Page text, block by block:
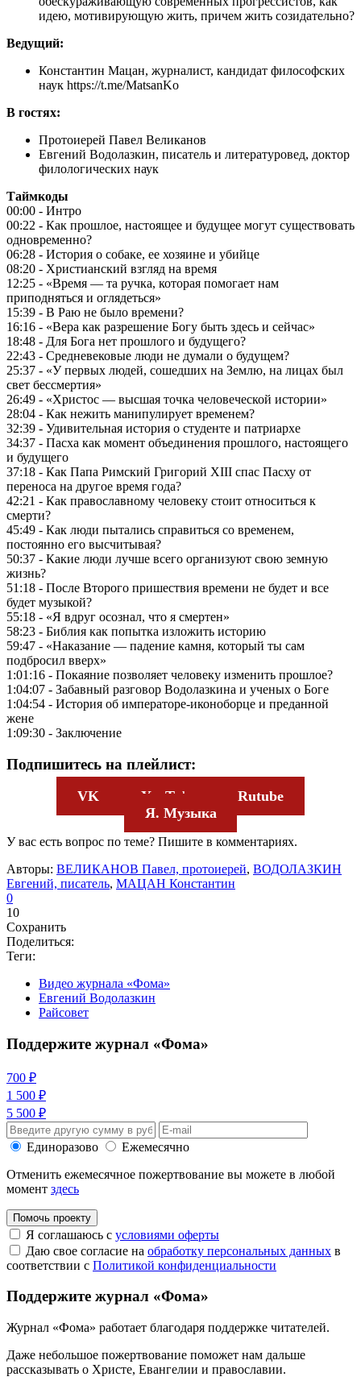
идею, мотивирующую жить, причем жить созидательно?
Ведущий:
Константин Мацан, журналист, кандидат философских
наук https://t.me/MatsanKo
В гостях:
Протоиерей Павел Великанов
Евгений Водолазкин, писатель и литературовед, доктор
филологических наук
Таймкоды
00:00 - Интро
00:22 - Как прошлое, настоящее и будущее могут существовать
одновременно?
06:28 - История о собаке, ее хозяине и убийце
08:20 - Христианский взгляд на время
12:25 - «Время — та ручка, которая помогает нам
приподняться и оглядеться»
15:39 - В Раю не было времени?
16:16 - «Вера как разрешение Богу быть здесь и сейчас»
18:48 - Для Бога нет прошлого и будущего?
22:43 - Средневековые люди не думали о будущем?
25:37 - «У первых людей, сошедших на Землю, на лицах был
свет бессмертия»
26:49 - «Христос — высшая точка человеческой истории»
28:04 - Как нежить манипулирует временем?
32:39 - Удивительная история о студенте и патриархе
34:37 - Пасха как момент объединения прошлого, настоящего
и будущего
37:18 - Как Папа Римский Григорий XIII спас Пасху от
переноса на другое время года?
42:21 - Как православному человеку стоит относиться к
смерти?
45:49 - Как люди пытались справиться со временем,
постоянно его высчитывая?
50:37 - Какие люди лучше всего организуют свою земную
жизнь?
51:18 - После Второго пришествия времени не будет и все
будет музыкой?
55:18 - «Я вдруг осознал, что я смертен»
58:23 - Библия как попытка изложить историю
59:47 - «Наказание — падение камня, который ты сам
подбросил вверх»
1:01:16 - Покаяние позволяет человеку изменить прошлое?
1:04:07 - Забавный разговор Водолазкина и ученых о Боге
1:04:54 - История об императоре-иконоборце и преданной
жене
1:09:30 - Заключение
Подпишитесь на плейлист:
VK YouT ube
Rutube
Я. Музыка
У вас есть вопрос по теме? Пишите в комментариях.
Авторы: ВЕЛИКАНОВ Павел, протоиерей, ВОДОЛАЗКИН
Евгений, писатель, МАЦАН Константин
0
10
Сохранить
Поделиться:
Теги:
Видео журнала «Фома»
Евгений Водолазкин
Райсовет
Поддержите журнал «Фома»
700 ₽
1 500 ₽
5 500 ₽
Единоразово
Ежемесячно
Отменить ежемесячное пожертвование вы можете в любой
момент здесь
Помочь проекту
Я соглашаюсь с условиями оферты
Даю свое согласие на обработку персональных данных в
соответствии с Политикой конфиденциальности
Поддержите журнал «Фома»
Журнал «Фома» работает благодаря поддержке читателей.
Даже небольшое пожертвование поможет нам дальше
рассказывать о Христе, Евангелии и православии.